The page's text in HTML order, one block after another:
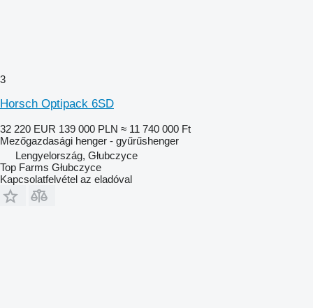
3
Horsch Optipack 6SD
32 220 EUR 139 000 PLN ≈ 11 740 000 Ft
Mezőgazdasági henger - gyűrűshenger
Lengyelország, Głubczyce
Top Farms Głubczyce
Kapcsolatfelvétel az eladóval